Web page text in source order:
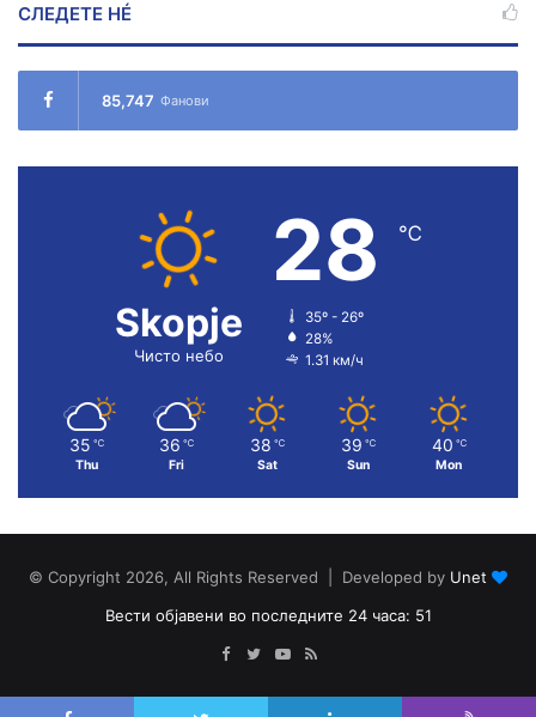
СЛЕДЕТЕ НÉ
85,747 Фанови
Skopje
Чисто небо
28 ℃
35º - 26º
28%
1.31 км/ч
35 ℃
Thu
36 ℃
Fri
38 ℃
Sat
39 ℃
Sun
40 ℃
Mon
© Copyright 2026, All Rights Reserved | Developed by Unet
Вести објавени во последните 24 часа: 51
Facebook
TwitterYouTube
RSS